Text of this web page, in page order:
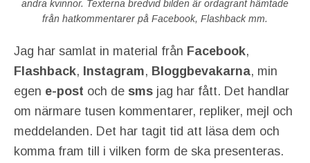
andra kvinnor. Texterna bredvid bilden är ordagrant hämtade
från hatkommentarer på Facebook, Flashback mm.
Jag har samlat in material från Facebook,
Flashback, Instagram, Bloggbevakarna, min
egen e-post och de sms jag har fått. Det handlar
om närmare tusen kommentarer, repliker, mejl och
meddelanden. Det har tagit tid att läsa dem och
komma fram till i vilken form de ska presenteras.